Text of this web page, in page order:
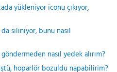
yükleniyor iconu çıkıyor,
siliniyor, bunu nasıl
nasıl yedek alırım?
hoparlör bozuldu napabilirim?